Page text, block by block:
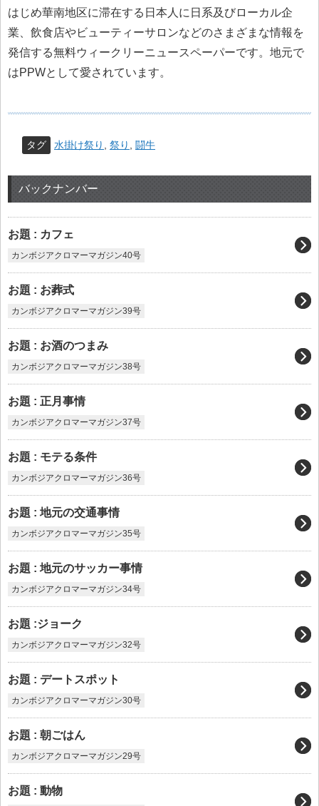
はじめ華南地区に滞在する日本人に日系及びローカル企
業、飲食店やビューティーサロンなどのさまざまな情報を
発信する無料ウィークリーニュースペーパーです。地元で
はPPWとして愛されています。
タグ 水掛け祭り 祭り 闘牛
バックナンバー
お題 : カフェ
カンボジアクロマーマガジン40号
お題 : お葬式
カンボジアクロマーマガジン39号
お題 : お酒のつまみ
カンボジアクロマーマガジン38号
お題 : 正月事情
カンボジアクロマーマガジン37号
お題 : モテる条件
カンボジアクロマーマガジン36号
お題 : 地元の交通事情
カンボジアクロマーマガジン35号
お題 : 地元のサッカー事情
カンボジアクロマーマガジン34号
お題 :ジョーク
カンボジアクロマーマガジン32号
お題 : デートスポット
カンボジアクロマーマガジン30号
お題 : 朝ごはん
カンボジアクロマーマガジン29号
お題 : 動物